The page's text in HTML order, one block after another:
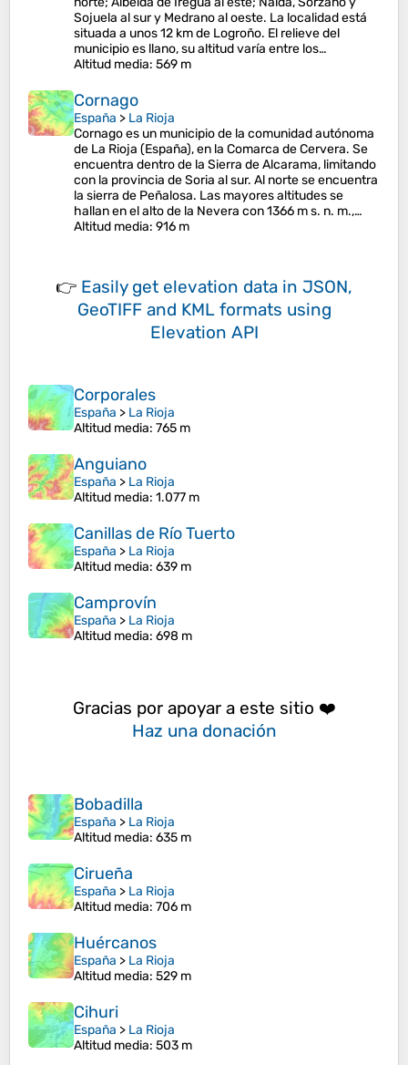
Sojuela al sur y Medrano al oeste. La localidad está
situada a unos 12 km de Logroño. El relieve del
municipio es llano, su altitud varía entre los…
Altitud media: 569 m
Cornago
España > La Rioja
Cornago es un municipio de la comunidad autónoma
de La Rioja (España), en la Comarca de Cervera. Se
encuentra dentro de la Sierra de Alcarama, limitando
con la provincia de Soria al sur. Al norte se encuentra
la sierra de Peñalosa. Las mayores altitudes se
hallan en el alto de la Nevera con 1366 m s. n. m.,…
Altitud media: 916 m
👉 Easily get elevation data in JSON,
GeoTIFF and KML formats using
Elevation API
Corporales
España > La Rioja
Altitud media: 765 m
Anguiano
España > La Rioja
Altitud media: 1.077 m
Canillas de Río Tuerto
España > La Rioja
Altitud media: 639 m
Camprovín
España > La Rioja
Altitud media: 698 m
Gracias por apoyar a este sitio ❤️
Haz una donación
Bobadilla
España > La Rioja
Altitud media: 635 m
Cirueña
España > La Rioja
Altitud media: 706 m
Huércanos
España > La Rioja
Altitud media: 529 m
Cihuri
España > La Rioja
Altitud media: 503 m